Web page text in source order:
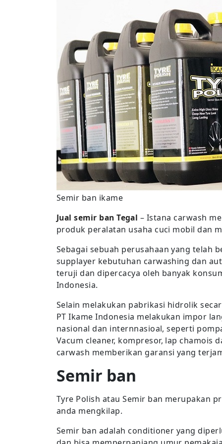
Semir ban ikame
Jual semir ban Tegal – Istana carwash
produk peralatan usaha cuci mobil dan
Sebagai sebuah perusahaan yang telah
supplayer kebutuhan carwashing dan
teruji dan dipercacya oleh banyak
Indonesia.
Selain melakukan pabrikasi hidrolik
PT Ikame Indonesia melakukan impor
nasional dan internnasioal, seperti
Vacum cleaner, kompresor, lap chamois
carwash memberikan garansi yang
Semir ban
Tyre Polish atau Semir ban merupakan
anda mengkilap.
Semir ban adalah conditioner yang